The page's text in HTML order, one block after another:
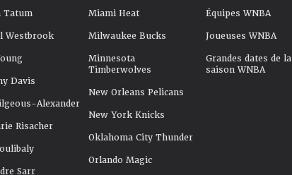
Tatum
Westbrook
Davis
Alexander
Risacher
Sarr
Miami Heat
Milwaukee Bucks
Minnesota
Timberwolves
New Orleans Pelicans
New York Knicks
Oklahoma City Thunder
Orlando Magic
Équipes WNBA
Joueuses WNBA
Grandes dates de la
saison WNBA